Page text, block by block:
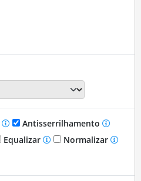
Antisserrilhamento
Equalizar
Normalizar